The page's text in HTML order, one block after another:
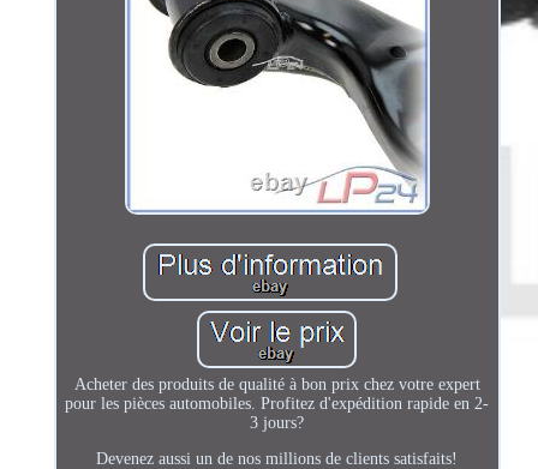
Acheter des produits de qualité à bon prix chez votre expert
pour les pièces automobiles. Profitez d'expédition rapide en 2-
3 jours?
Devenez aussi un de nos millions de clients satisfaits!